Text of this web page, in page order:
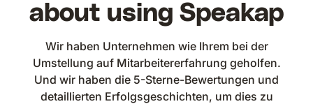
about using Speakap
Wir haben Unternehmen wie Ihrem bei der
Umstellung auf Mitarbeitererfahrung geholfen.
Und wir haben die 5-Sterne-Bewertungen und
detaillierten Erfolgsgeschichten, um dies zu